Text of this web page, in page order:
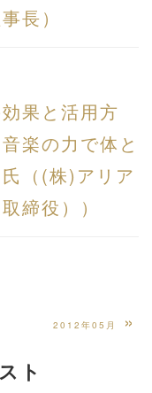
長）
果と活用方
楽の力で体と
（(株)アリア
締役））
2012年05月 »
ト